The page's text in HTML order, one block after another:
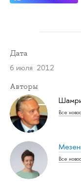
Дата
6 июля 2012
Авторы
Все
Все